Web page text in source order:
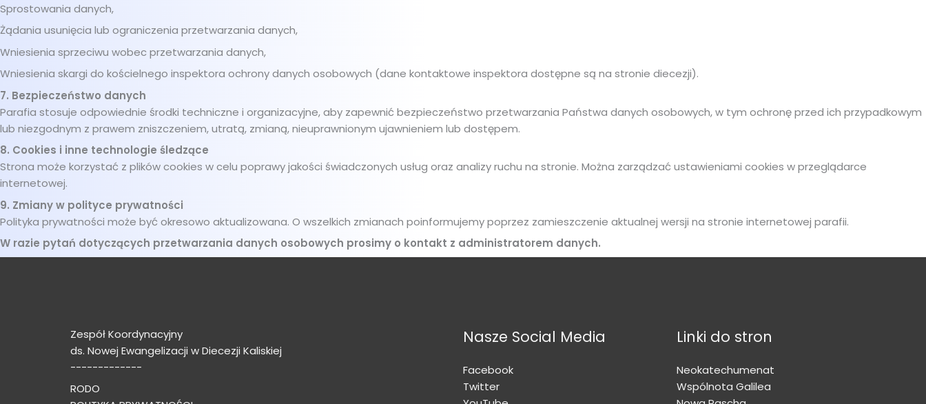
Sprostowania danych,
Żądania usunięcia lub ograniczenia przetwarzania danych,
Wniesienia sprzeciwu wobec przetwarzania danych,
Wniesienia skargi do kościelnego inspektora ochrony danych osobowych (dane kontaktowe inspektora dostępne są na stronie diecezji).
7. Bezpieczeństwo danych
Parafia stosuje odpowiednie środki techniczne i organizacyjne, aby zapewnić bezpieczeństwo przetwarzania Państwa danych osobowych, w tym ochronę przed ich przypadkowym
lub niezgodnym z prawem zniszczeniem, utratą, zmianą, nieuprawnionym ujawnieniem lub dostępem.
8. Cookies i inne technologie śledzące
Strona może korzystać z plików cookies w celu poprawy jakości świadczonych usług oraz analizy ruchu na stronie. Można zarządzać ustawieniami cookies w przeglądarce
internetowej.
9. Zmiany w polityce prywatności
Polityka prywatności może być okresowo aktualizowana. O wszelkich zmianach poinformujemy poprzez zamieszczenie aktualnej wersji na stronie internetowej parafii.
W razie pytań dotyczących przetwarzania danych osobowych prosimy o kontakt z administratorem danych.
Zespół Koordynacyjny
ds. Nowej Ewangelizacji w Diecezji Kaliskiej
-------------
RODO
Nasze Social Media
Facebook
Twitter
Linki do stron
Neokatechumenat
Wspólnota Galilea